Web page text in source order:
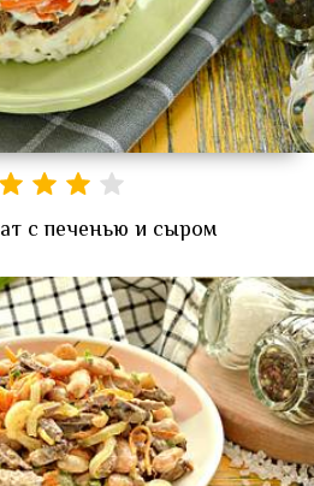
с печенью и сыром